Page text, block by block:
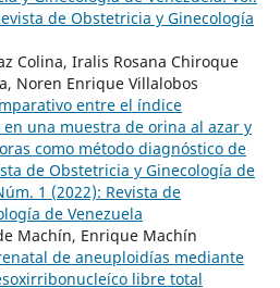
de Obstetricia y Ginecología
Colina, Iralis Rosana Chiroque
Noren Enrique Villalobos
entre el índice
una muestra de orina al azar y
como método diagnóstico de
de Obstetricia y Ginecología de
1 (2022): Revista de
de Venezuela
Machín, Enrique Machín
de aneuploidías mediante
libre total